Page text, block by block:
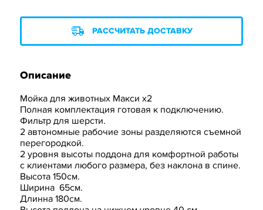
РАССЧИТАТЬ ДОСТАВКУ
Описание
Мойка для животных Макси х2
Полная комплектация готовая к подключению.
Фильтр для шерсти.
2 автономные рабочие зоны разделяются съемной
перегородкой.
2 уровня высоты поддона для комфортной работы
с клиентами любого размера, без наклона в спине.
Высота 150см.
Ширина 65см.
Длинна 180см.